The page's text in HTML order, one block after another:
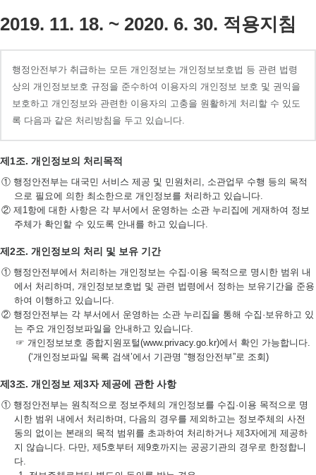
2019. 11. 18. ~ 2020. 6. 30. 적용지침
행정안전부가 취급하는 모든 개인정보는 개인정보보호법 등 관련 법령
상의 개인정보보호 규정을 준수하여 이용자의 개인정보 보호 및 권익을
보호하고 개인정보와 관련한 이용자의 고충을 원활하게 처리할 수 있도
록 다음과 같은 처리방침을 두고 있습니다.
제1조. 개인정보의 처리목적
① 행정안전부는 대국민 서비스 제공 및 민원처리, 소관업무 수행 등의 목적
으로 필요에 의한 최소한으로 개인정보를 처리하고 있습니다.
② 제1항에 대한 사항은 각 부서에서 운영하는 소관 누리집에 게재하여 정보
주체가 확인할 수 있도록 안내를 하고 있습니다.
제2조. 개인정보의 처리 및 보유 기간
① 행정안전부에서 처리하는 개인정보는 수집·이용 목적으로 명시한 범위 내
에서 처리하며, 개인정보보호법 및 관련 법령에서 정하는 보유기간을 준용
하여 이행하고 있습니다.
② 행정안전부는 각 부서에서 운영하는 소관 누리집을 통해 수집·보유하고 있
는 주요 개인정보파일을 안내하고 있습니다.
☞ 개인정보보호 종합지원포털(www.privacy.go.kr)에서 확인 가능합니다.
(‘개인정보파일 목록 검색’에서 기관명 “행정안전부”로 조회)
제3조. 개인정보 제3자 제공에 관한 사항
① 행정안전부는 원칙적으로 정보주체의 개인정보를 수집·이용 목적으로 명
시한 범위 내에서 처리하며, 다음의 경우를 제외하고는 정보주체의 사전
동의 없이는 본래의 목적 범위를 초과하여 처리하거나 제3자에게 제공하
지 않습니다. 다만, 제5호부터 제9호까지는 공공기관의 경우로 한정합니
다.